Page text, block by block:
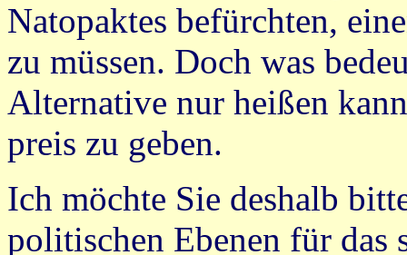
Natopaktes befürchten,
zu müssen. Doch was
Alternative nur heißen
preis zu geben.
Ich möchte Sie deshalb
politischen Ebenen für das